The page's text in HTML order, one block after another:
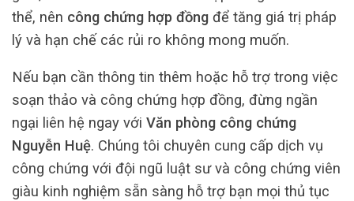
thể, nên công chứng hợp đồng để tăng giá trị pháp
lý và hạn chế các rủi ro không mong muốn.
Nếu bạn cần thông tin thêm hoặc hỗ trợ trong việc
soạn thảo và công chứng hợp đồng, đừng ngần
ngại liên hệ ngay với Văn phòng công chứng
Nguyễn Huệ. Chúng tôi chuyên cung cấp dịch vụ
công chứng với đội ngũ luật sư và công chứng viên
giàu kinh nghiệm sẵn sàng hỗ trợ bạn mọi thủ tục